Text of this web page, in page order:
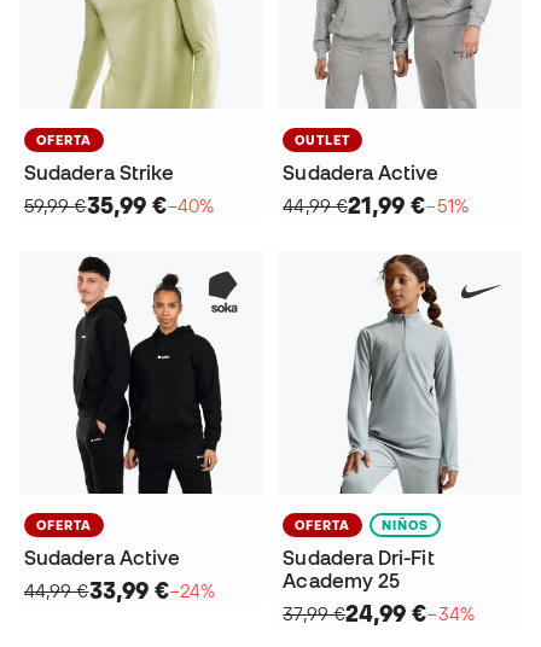
OFERTA
Sudadera Strike
59,99 €35,99 €−40%
OUTLET
Sudadera Active
44,99 €21,99 €−51%
OFERTA
Sudadera Active
44,99 €33,99 €−24%
OFERTA NIÑOS
Sudadera Dri-Fit
Academy 25
37,99 €24,99 €−34%